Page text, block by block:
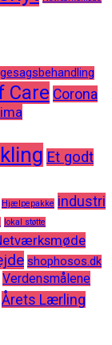
Care Corona
Et godt
Hjælpepakke industri
lokal støtte
shophosos.dk
Verdensmålene
Årets Lærling